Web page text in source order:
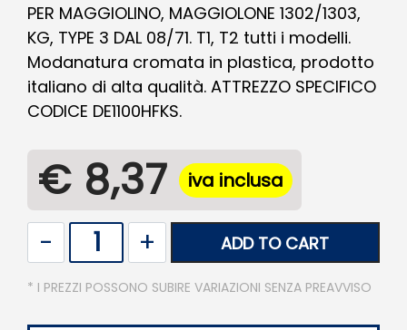
PER MAGGIOLINO, MAGGIOLONE 1302/1303,
KG, TYPE 3 DAL 08/71. T1, T2 tutti i modelli.
Modanatura cromata in plastica, prodotto
italiano di alta qualità. ATTREZZO SPECIFICO
CODICE DE1100HFKS.
€ 8,37 iva inclusa
ADD TO CART
* I PREZZI POSSONO SUBIRE VARIAZIONI SENZA PREAVVISO